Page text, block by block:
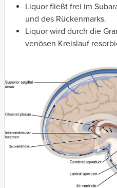
Liquor fließt frei im
und des Rückenmarks.
Liquor wird durch die
venösen Kreislauf